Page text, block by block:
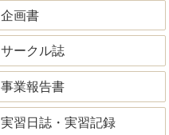
企画書
サークル誌
事業報告書
実習日誌・実習記録